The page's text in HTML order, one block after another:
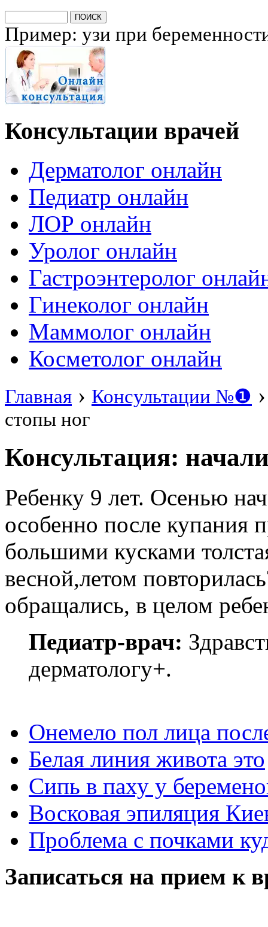
Пример: узи при
Консультации врачей
Дерматолог онлайн
Педиатр онлайн
ЛОР онлайн
Уролог онлайн
Гастроэнтеролог
Гинеколог онлайн
Маммолог онлайн
Косметолог онлайн
Главная › Консультации №❶
стопы ног
Консультация:
Ребенку 9 лет. Осенью
особенно после купания
большими кусками
весной,летом
обращались, в целом
Педиатр-врач:
дерматологу+.
Онемело пол лица
Белая линия живота это
Сипь в паху у
Восковая эпиляция
Проблема с почками
Записаться на прием к